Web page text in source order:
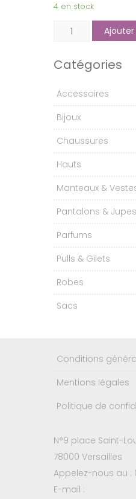
4 en stock
Bon
Parfumeur
Catégories
Accessoires
Bijoux
Chaussures
Hauts
Manteaux &
Pantalons & Jupes
Parfums
Pulls & Gilets
Robes
Sacs
Conditions
Mentions légales
Politique de
N°9 place Saint-
78000 Versailles
Appelez-nous au :
E-mail :